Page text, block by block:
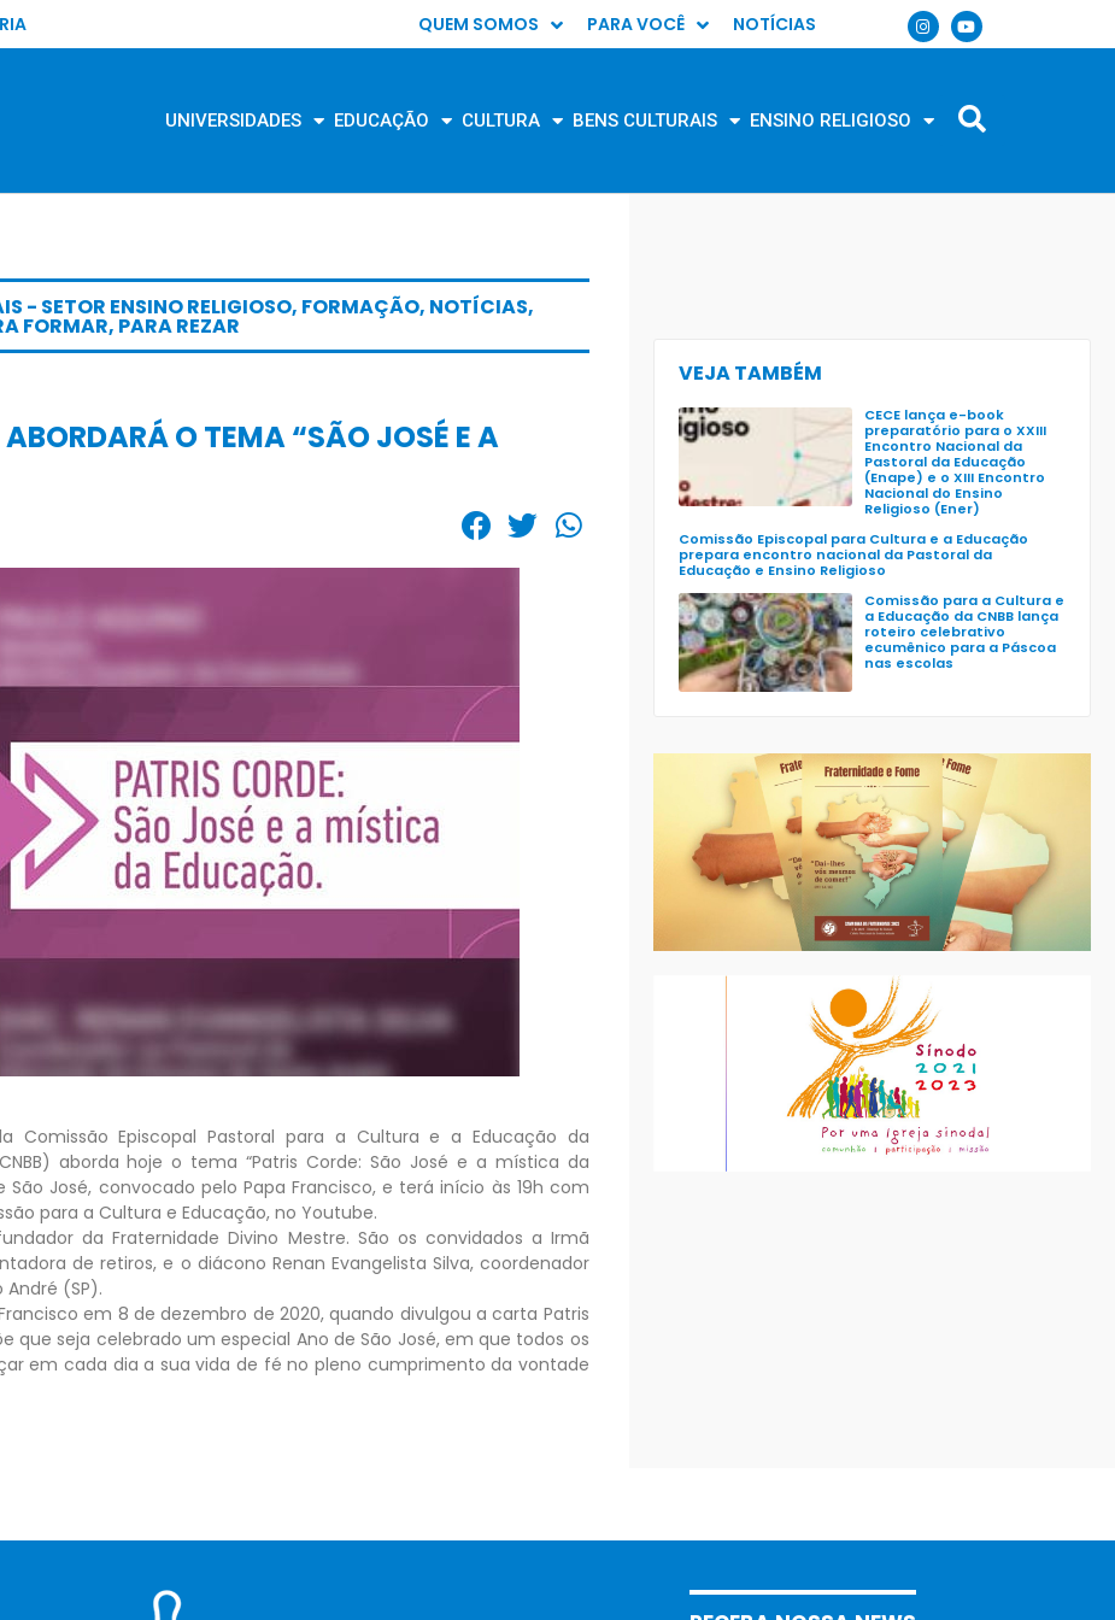
QUEM SOMOS PARA VOCÊ NOTÍCIAS
UNIVERSIDADES EDUCAÇÃO CULTURA BENS CULTURAIS ENSINO RELIGIOSO
- SETOR ENSINO RELIGIOSO, FORMAÇÃO, NOTÍCIAS,
FORMAR, PARA REZAR
O TEMA “SÃO JOSÉ E A
Comissão Episcopal Pastoral para a Cultura e a Educação da
aborda hoje o tema “Patris Corde: São José e a mística da
José, convocado pelo Papa Francisco, e terá início às 19h com
para a Cultura e Educação, no Youtube.
da Fraternidade Divino Mestre. São os convidados a Irmã
de retiros, e o diácono Renan Evangelista Silva, coordenador
(SP).
em 8 de dezembro de 2020, quando divulgou a carta Patris
que seja celebrado um especial Ano de São José, em que todos os
em cada dia a sua vida de fé no pleno cumprimento da vontade
VEJA TAMBÉM
CECE lança e-book
preparatório para o XXIII
Encontro Nacional da
Pastoral da Educação
(Enape) e o XIII Encontro
Nacional do Ensino
Religioso (Ener)
Comissão Episcopal para Cultura e a Educação
prepara encontro nacional da Pastoral da
Educação e Ensino Religioso
Comissão para a Cultura e
a Educação da CNBB lança
roteiro celebrativo
ecumênico para a Páscoa
nas escolas